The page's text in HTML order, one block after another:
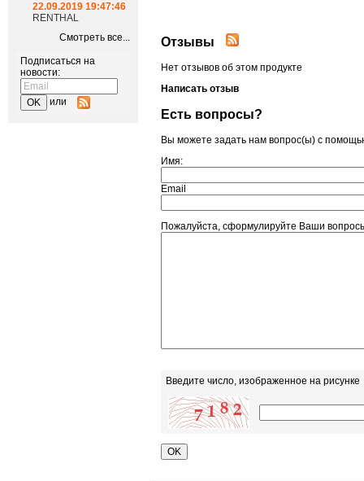
22.09.2019 19:47:46
RENTHAL
Смотреть все...
Подписаться на
новости:
или
Отзывы
Нет отзывов об этом продукте
Написать отзыв
Есть вопросы?
Вы можете задать нам вопрос(ы) с
Имя:
Email
Пожалуйста, сформулируйте Ваши
Введите число, изображенное на рисунке